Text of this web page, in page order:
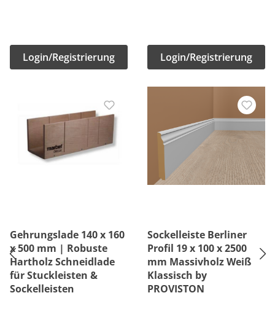
Login/Registrierung Login/Registrierung
Gehrungslade 140 x 160
x 500 mm | Robuste
Hartholz Schneidlade
für Stuckleisten &
Sockelleisten
Sockelleiste Berliner
Profil 19 x 100 x 2500
mm Massivholz Weiß
Klassisch by
PROVISTON